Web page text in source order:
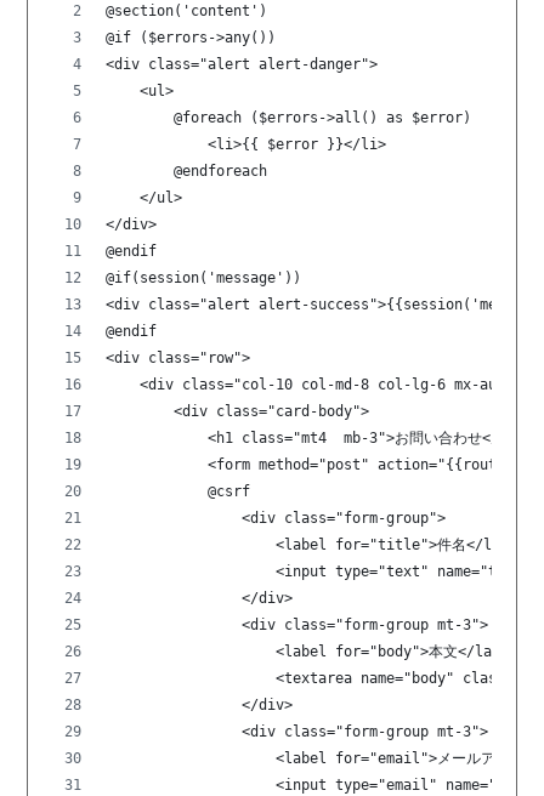
@section('content')
@if ($errors->any())
<div class="alert alert-danger">
    <ul>
        @foreach ($errors->all() as $error)
            <li>{{ $error }}</li>
        @endforeach
    </ul>
</div>
@endif
@if(session('message'))
<div class="alert alert-
@endif
<div class="row">
<div class="col-10 col-md-8 col-lg-6 mx-auto
        <div class="card-body">
            <h1 class="mt4  mb-3">お問い合わせ</h1>
<form method="post"
            @csrf
                <div class="form-group">
                    <label for="title">件名</label>
<input type="text"
                </div>
                <div class="form-group mt-3">
                    <label for="body">本文</label>
<textarea name="body"
                </div>
                <div class="form-group mt-3">
<label for="email">メールアドレ
<input type="email"